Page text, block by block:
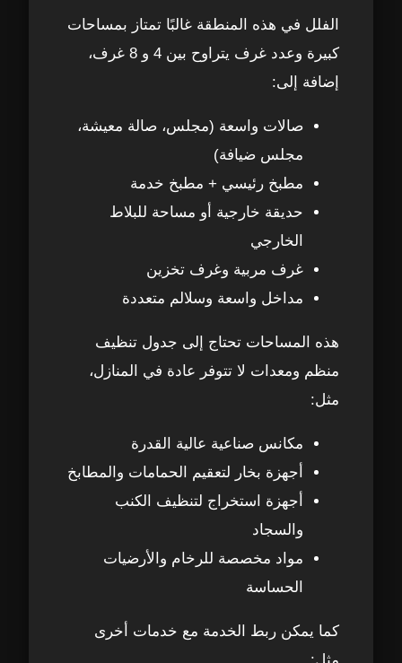
17 4. عدد العمال ومدة العمل
18
5. متوسط أسعار تنظيف الفلل في مدينة
محمد بن زايد
6. هل يوجد خصومات؟
21 المعدات المستخدمة في تنظيف الفلل في
22
2. أجهزة بخار للتعقيم والتنظيف العميق
24
3. أجهزة استخراج الكنب والسجاد
25 4. معدات جلي الرخام
الفلل في هذه المنطقة غالبًا تمتاز بمساحات
كبيرة وعدد غرف يتراوح بين 4 و 8 غرف،
إضافة إلى:
صالات واسعة (مجلس، صالة معيشة،
مجلس ضيافة)
مطبخ رئيسي + مطبخ خدمة
حديقة خارجية أو مساحة للبلاط
الخارجي
غرف مربية وغرف تخزين
مداخل واسعة وسلالم متعددة
هذه المساحات تحتاج إلى جدول تنظيف
منظم ومعدات لا تتوفر عادة في المنازل،
مثل:
مكانس صناعية عالية القدرة
أجهزة بخار لتعقيم الحمامات والمطابخ
أجهزة استخراج لتنظيف الكنب
والسجاد
مواد مخصصة للرخام والأرضيات
الحساسة
كما يمكن ربط الخدمة مع خدمات أخرى